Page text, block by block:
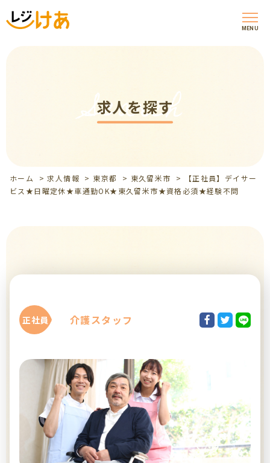
MENU
求人を探す
Search
ホーム >求人情報 > 東京都 > 東久留米市 >
【正社員】デイサー
ビス★日曜定休★車通勤OK★東久留米市★資格必須★経験不問
正社員 介護スタッフ